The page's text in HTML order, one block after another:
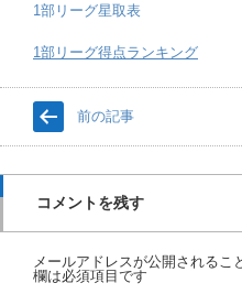
1部リーグ星取表
1部リーグ得点ランキング
前の記事
コメントを残す
メールアドレスが公開されるこ
欄は必須項目です